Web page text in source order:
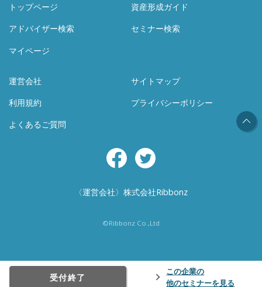
受付終了
この企業の
他のセミナーを見る
トップページ
資産形成ガイド
アドバイザー検索
セミナー検索
マイページ
運営会社
サイトマップ
利用規約
プライバシーポリシー
よくあるご質問
Facebook
〈運営会社〉株式会社Ribbonz
©Ribbonz Co.,Ltd